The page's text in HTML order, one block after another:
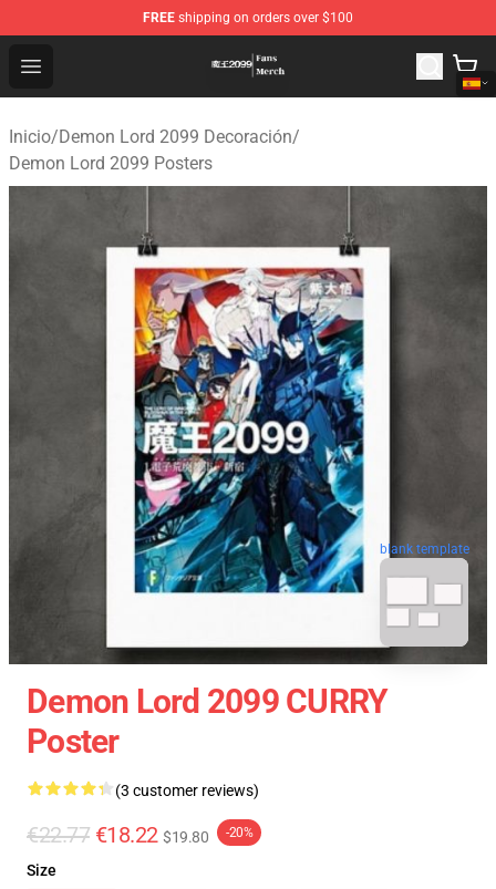
FREE shipping on orders over $100
Open menu
Demon Lord 2099 Store - Official Demon Lord 2099
Inicio/Demon Lord 2099 Decoración/
Demon Lord 2099 Posters
blank template
Demon Lord 2099 CURRY
Poster
(3 customer reviews)
€22.77 €18.22 $19.80 -20%
Size